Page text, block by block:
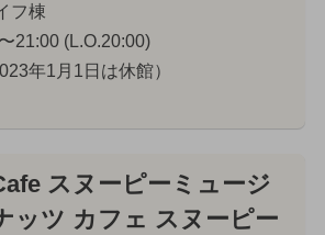
フ棟
21:00 (L.O.20:00)
年1月1日は休館）
スヌーピーミュージ
ッツ カフェ スヌーピー